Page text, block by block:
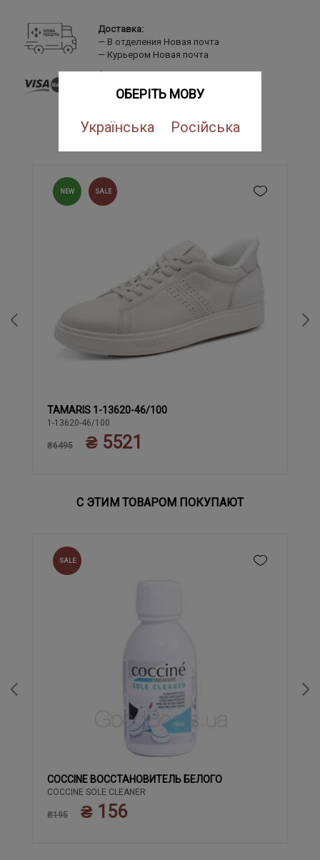
ОБЕРІТЬ МОВУ
Українська Російська
Доставка:
В отделения Новая почта
Курьером Новая почта
Оплата:
Банковской картой
LiqPay
ПОХОЖИЕ ТОВАРЫ
NEW SALE
40 41 42 43 44
TAMARIS 1-13620-46/100
1-13620-46/100
₴6495 ₴ 5521
С ЭТИМ ТОВАРОМ ПОКУПАЮТ
SALE
COCCINE ВОССТАНОВИТЕЛЬ БЕЛОГО
COCCINE SOLE CLEANER
₴195 ₴ 156